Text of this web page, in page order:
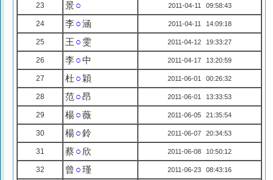
23 景○ 2011-04-11 09:58:43
24 李○涵 2011-04-11 14:09:18
25 王 ○ 雯 2011-04-12 19:33:27
26 李○中 2011-04-17 13:20:59
27 杜 ○ 穎 2011-06-01 00:26:32
28 范○昂 2011-06-01 13:33:53
29 楊○薇 2011-06-05 21:35:54
30 楊○鈴 2011-06-07 20:34:53
31 蔡○ 欣 2011-06-08 10:50:12
32 曾 ○瑾 2011-06-23 08:43:16